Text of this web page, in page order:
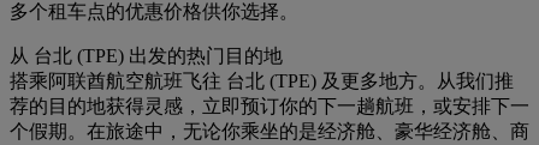
多个租车点的优惠价格供你选择。
从 台北 (TPE) 出发的热门目的地
搭乘阿联酋航空航班飞往 台北 (TPE) 及更多地方。从我们推
荐的目的地获得灵感，立即预订你的下一趟航班，或安排下一
个假期。在旅途中，无论你乘坐的是经济舱、豪华经济舱、商